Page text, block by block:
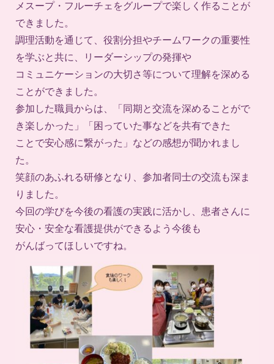
メスープ・フルーチェをグループで楽しく作ることが
できました。
調理活動を通じて、役割分担やチームワークの重要性
を学ぶと共に、リーダーシップの発揮や
コミュニケーションの大切さ等について理解を深める
ことができました。
参加した職員からは、「同期と交流を深めることがで
き楽しかった」「困っていた事などを共有できた
ことで安心感に繋がった」などの感想が聞かれまし
た。
笑顔のあふれる研修となり、参加者同士の交流も深ま
りました。
今回の学びを今後の看護の実践に活かし、患者さんに
安心・安全な看護提供ができるよう今後も
がんばってほしいですね。